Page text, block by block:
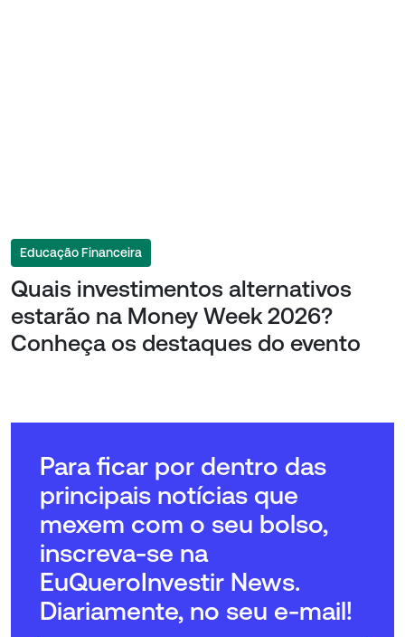
Educação Financeira
Quais investimentos alternativos
estarão na Money Week 2026?
Conheça os destaques do evento
Para ficar por dentro das
principais notícias que
mexem com o seu bolso,
inscreva-se na
EuQueroInvestir News.
Diariamente, no seu e-mail!